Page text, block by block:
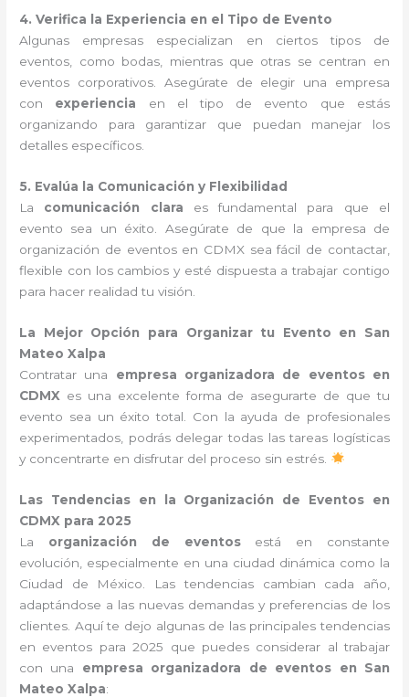
4. Verifica la Experiencia en el Tipo de Evento
Algunas empresas especializan en ciertos tipos de
eventos, como bodas, mientras que otras se centran en
eventos corporativos. Asegúrate de elegir una empresa
con experiencia en el tipo de evento que estás
organizando para garantizar que puedan manejar los
detalles específicos.
5. Evalúa la Comunicación y Flexibilidad
La comunicación clara es fundamental para que el
evento sea un éxito. Asegúrate de que la empresa de
organización de eventos en CDMX sea fácil de contactar,
flexible con los cambios y esté dispuesta a trabajar contigo
para hacer realidad tu visión.
La Mejor Opción para Organizar tu Evento en San
Mateo Xalpa
Contratar una empresa organizadora de eventos en
CDMX es una excelente forma de asegurarte de que tu
evento sea un éxito total. Con la ayuda de profesionales
experimentados, podrás delegar todas las tareas logísticas
y concentrarte en disfrutar del proceso sin estrés.
Las Tendencias en la Organización de Eventos en
CDMX para 2025
La organización de eventosestá en constante
evolución, especialmente en una ciudad dinámica como la
Ciudad de México. Las tendencias cambian cada año,
adaptándose a las nuevas demandas y preferencias de los
clientes. Aquí te dejo algunas de las principales tendencias
en eventos para 2025 que puedes considerar al trabajar
con una empresa organizadora de eventos en San
Mateo Xalpa: